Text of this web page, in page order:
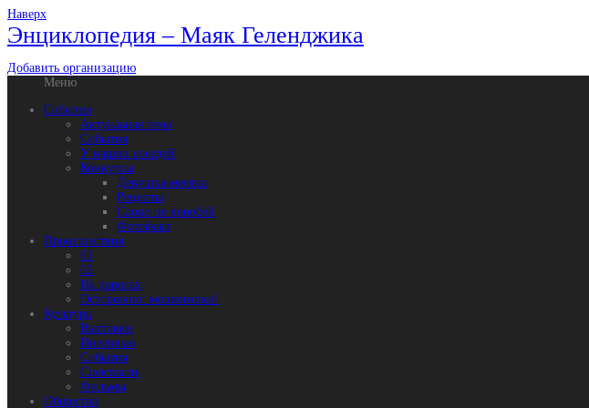
Наверх
Энциклопедия – Маяк Геленджика
Добавить организацию
Меню
События
Актуальная тема
События
У наших соседей
Конкурсы
Девушка месяца
Рецепты
Слово не воробей
Фотофакт
Происшествия
01
02
На дорогах
Осторожно: мошенники!
Культура
Выставки
Интервью
События
Спектакли
Фильмы
Общество